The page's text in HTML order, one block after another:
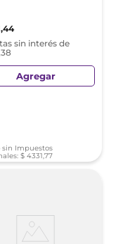
,44
sin interés de
Agregar
sin Impuestos
$ 4331,77